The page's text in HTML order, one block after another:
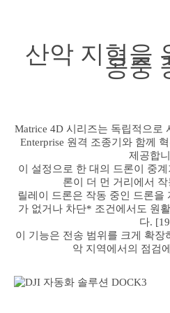
산악 지형을
공중
Matrice 4D 시리즈는 독립적으로
Enterprise 원격 조종기와 함께
제공합
이 설정으로 한 대의 드론이 중
론이 더 먼 거리에서
릴레이 드론은 작동 중인 드론을
가 없거나 차단* 조건에서도 원
다.
이 기능은 전송 범위를 크게 확
악 지역에서의 점검